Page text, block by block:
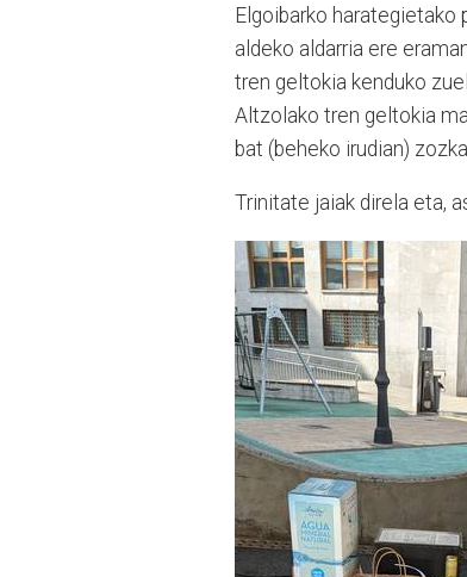
Elgoibarko
aldeko aldarria ere
tren geltokia kenduko
Altzolako tren geltokia
bat (beheko irudian)
Trinitate jaiak direla eta,